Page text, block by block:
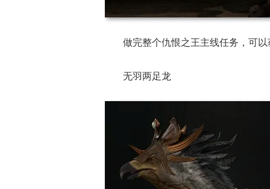
做完整个仇恨之王主线任务，可
无羽两足龙